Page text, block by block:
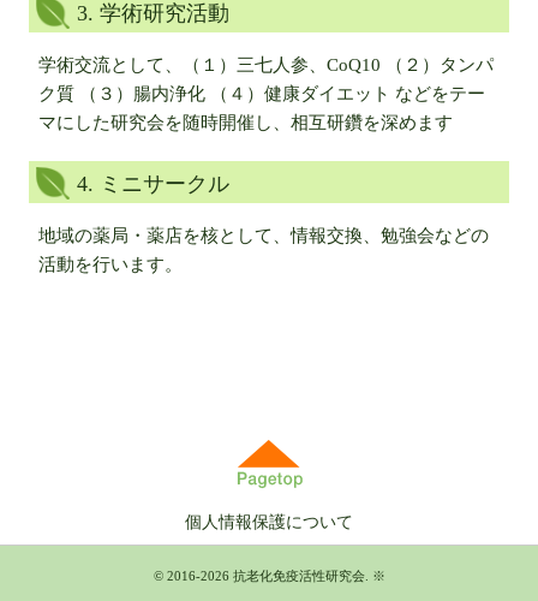
3. 学術研究活動
学術交流として、（１）三七人参、CoQ10 （２）タンパ
ク質 （３）腸内浄化 （４）健康ダイエット などをテー
マにした研究会を随時開催し、相互研鑽を深めます
4. ミニサークル
地域の薬局・薬店を核として、情報交換、勉強会などの
活動を行います。
個人情報保護について
© 2016-2026 抗老化免疫活性研究会. ※